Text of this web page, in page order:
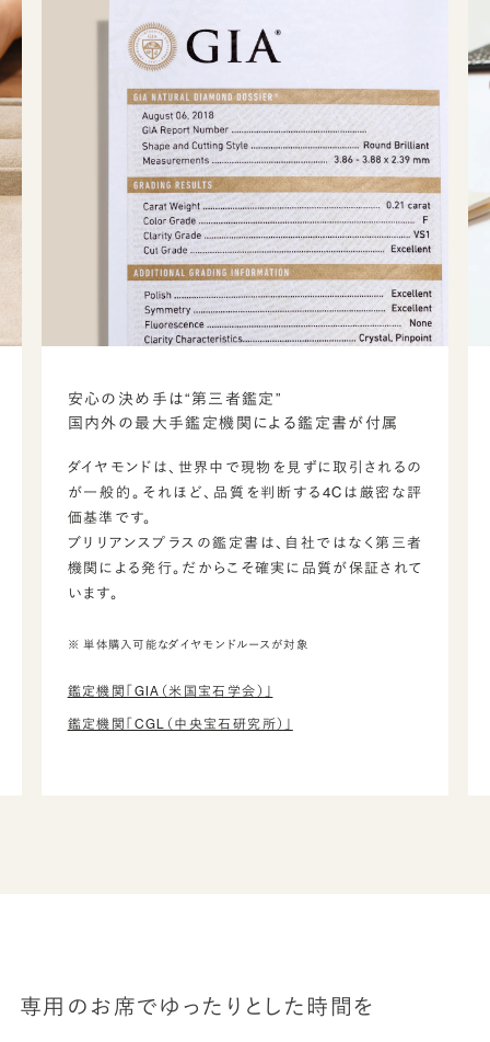
安心の決め手は“第三者鑑定”
国内外の最大手鑑定機関による鑑定書が付属
ダイヤモンドは、世界中で現物を見ずに取引されるの
が一般的。それほど、品質を判断する4Cは厳密な評
価基準です。
ブリリアンスプラスの鑑定書は、自社ではなく第三者
機関による発行。だからこそ確実に品質が保証されて
います。
※ 単体購入可能なダイヤモンドルースが対象
鑑定機関「GIA（米国宝石学会）」
鑑定機関「CGL（中央宝石研究所）」
専用のお席でゆったりとした時間を